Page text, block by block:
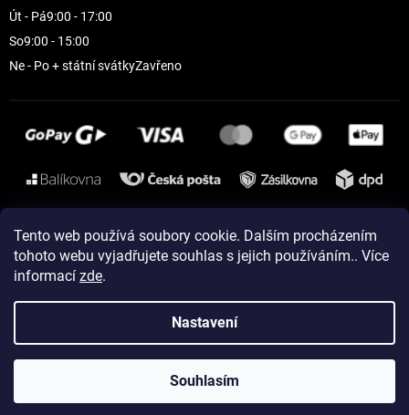
Tento web používá soubory cookie. Dalším procházením
tohoto webu vyjadřujete souhlas s jejich používáním.. Více
informací zde.
Nastavení
Souhlasím
Út - Pá9:00 - 17:00
So9:00 - 15:00
Ne - Po + státní svátkyZavřeno
Instagram
Vytvořil Shoptet
Copyright 2026ELEVEN sportswear. Všechna práva vyhrazena.
Upravit nastavení cookies